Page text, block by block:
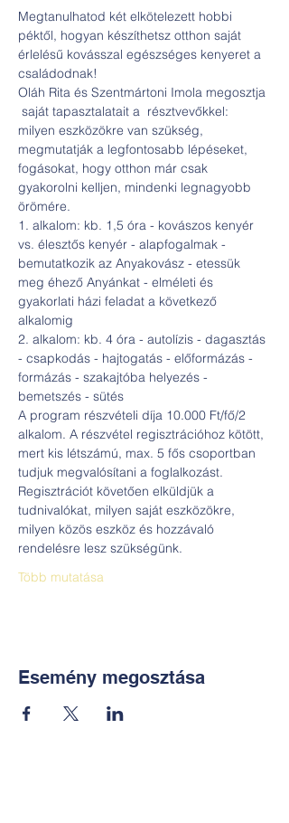
Megtanulhatod két elkötelezett hobbi
péktől, hogyan készíthetsz otthon saját
érlelésű kovásszal egészséges kenyeret a
családodnak!
Oláh Rita és Szentmártoni Imola megosztja
saját tapasztalatait a  résztvevőkkel:
milyen eszközökre van szükség,
megmutatják a legfontosabb lépéseket,
fogásokat, hogy otthon már csak
gyakorolni kelljen, mindenki legnagyobb
örömére.
1. alkalom: kb. 1,5 óra - kovászos kenyér
vs. élesztős kenyér - alapfogalmak -
bemutatkozik az Anyakovász - etessük
meg éhező Anyánkat - elméleti és
gyakorlati házi feladat a következő
alkalomig
2. alkalom: kb. 4 óra - autolízis - dagasztás
- csapkodás - hajtogatás - előformázás -
formázás - szakajtóba helyezés -
bemetszés - sütés
A program részvételi díja 10.000 Ft/fő/2
alkalom. A részvétel regisztrációhoz kötött,
mert kis létszámú, max. 5 fős csoportban
tudjuk megvalósítani a foglalkozást.
Regisztrációt követően elküldjük a
tudnivalókat, milyen saját eszközökre,
milyen közös eszköz és hozzávaló
rendelésre lesz szükségünk.
Több mutatása
Esemény megosztása